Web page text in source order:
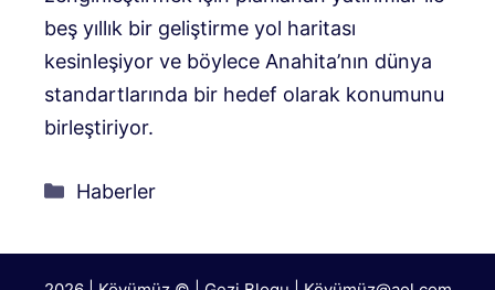
beş yıllık bir geliştirme yol haritası
kesinleşiyor ve böylece Anahita’nın dünya
standartlarında bir hedef olarak konumunu
birleştiriyor.
Kategoriler
Haberler